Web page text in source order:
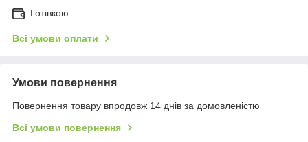
Готівкою
Всі умови оплати
Умови повернення
Повернення товару впродовж 14 днів за домовленістю
Всі умови повернення